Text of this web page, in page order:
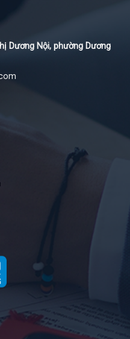
Dương Nội, phường Dương